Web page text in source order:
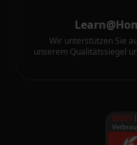
Wir unterstützen Sie
unserem Qualitätssiegel